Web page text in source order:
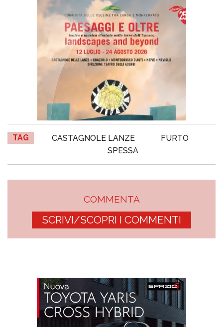
TAG CASTAGNOLE LANZE
FURTO
SPESSA
COMMENTA
SCRIVI/SCOPRI I COMMENTI